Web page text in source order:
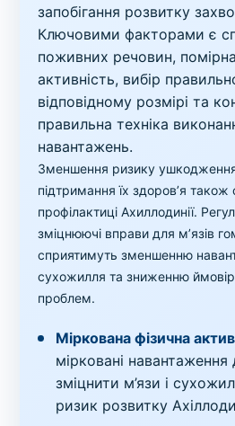
запобігання розвитку
Ключовими факторами є
поживних речовин,
активність, вибір
відповідному розмірі та
правильна техніка
навантажень.
Зменшення ризику
підтримання їх здоров’я також
профілактиці Ахиллодинії.
зміцнюючі вправи для м’язів
сприятимуть зменшенню
сухожилля та зниженню
проблем.
Міркована фізична
мірковані
зміцнити м’язи і
ризик розвитку